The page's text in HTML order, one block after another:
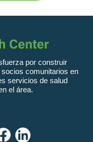
por construir
comunitarios en
servicios de salud
el área.